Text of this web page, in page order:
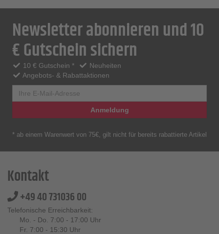
Newsletter abonnieren und 10
€ Gutschein sichern
10 € Gutschein *
Neuheiten
Angebots- & Rabattaktionen
Anmeldung
* ab einem Warenwert von 75€, gilt nicht für bereits rabattierte Artikel
Kontakt
+49 40 731036 00
Telefonische Erreichbarkeit:
Mo. - Do. 7:00 - 17:00 Uhr
Fr. 7:00 - 15:30 Uhr